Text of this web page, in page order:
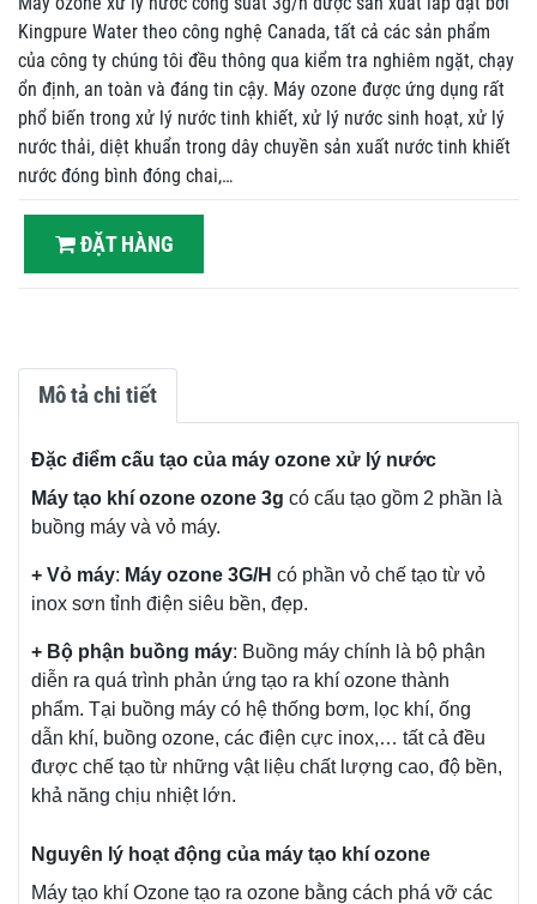
Kingpure Water theo công nghệ Canada, tất cả các sản phẩm
của công ty chúng tôi đều thông qua kiểm tra nghiêm ngặt, chạy
ổn định, an toàn và đáng tin cậy. Máy ozone được ứng dụng rất
phổ biến trong xử lý nước tinh khiết, xử lý nước sinh hoạt, xử lý
nước thải, diệt khuẩn trong dây chuyền sản xuất nước tinh khiết
nước đóng bình đóng chai,…
ĐẶT HÀNG
Mô tả chi tiết
Đặc điểm cấu tạo của máy ozone xử lý nước
Máy tạo khí ozone ozone 3g có cấu tạo gồm 2 phần là
buồng máy và vỏ máy.
+ Vỏ máy: Máy ozone 3G/H có phần vỏ chế tạo từ vỏ
inox sơn tỉnh điện siêu bền, đẹp.
+ Bộ phận buồng máy: Buồng máy chính là bộ phận
diễn ra quá trình phản ứng tạo ra khí ozone thành
phẩm. Tại buồng máy có hệ thống bơm, lọc khí, ống
dẫn khí, buồng ozone, các điện cực inox,… tất cả đều
được chế tạo từ những vật liệu chất lượng cao, độ bền,
khả năng chịu nhiệt lớn.
Nguyên lý hoạt động của máy tạo khí ozone
Máy tạo khí Ozone tạo ra ozone bằng cách phá vỡ các